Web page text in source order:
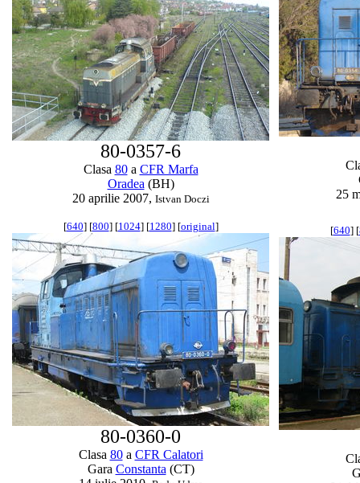
80-0357-6
Clasa 80a CFR Marfa
Oradea (BH)
20 aprilie 2007, Istvan Doczi
25
[640] [800] [1024] [1280] [original]
80-0360-0
Clasa 80a CFR Calatori
Gara Constanta (CT)
[640] [